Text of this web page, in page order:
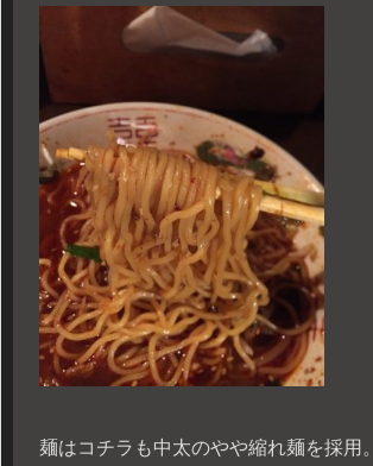
麺はコチラも中太のやや縮れ麺を採用。